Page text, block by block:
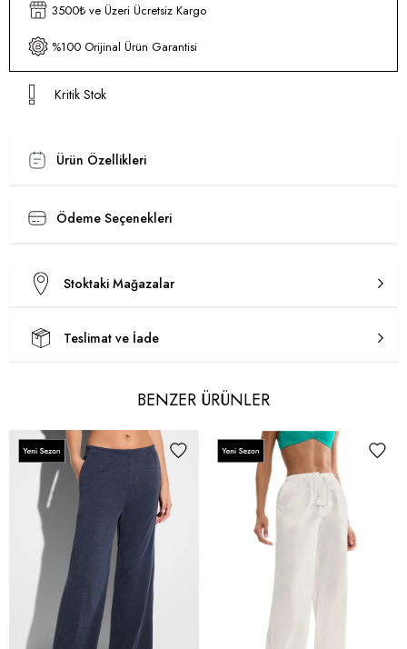
3500₺ ve Üzeri Ücretsiz Kargo
%100 Orijinal Ürün Garantisi
Kritik Stok
Ürün Özellikleri
Ödeme Seçenekleri
Stoktaki Mağazalar
Teslimat ve İade
BENZER ÜRÜNLER